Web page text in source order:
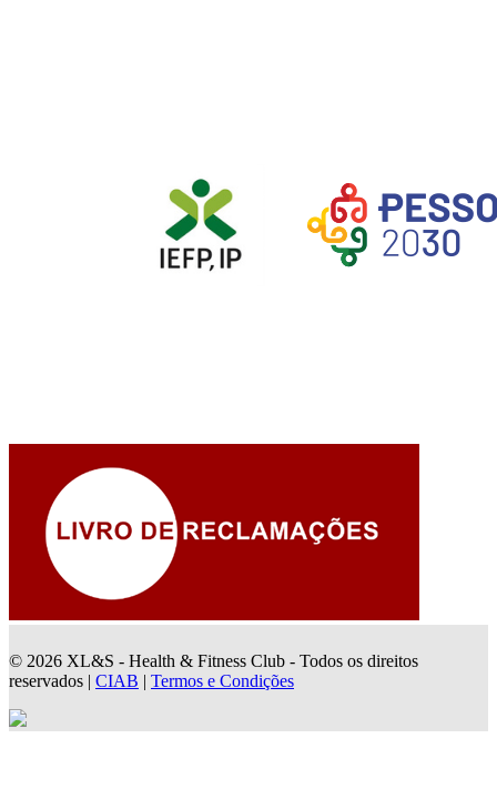
© 2026 XL&S - Health & Fitness Club - Todos os direitos
reservados | CIAB | Termos e Condições